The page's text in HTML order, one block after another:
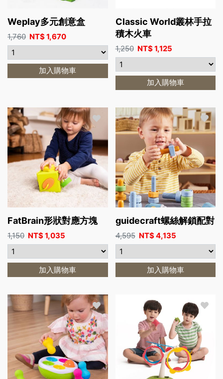
Weplay多元創意盒
1,760 NT$1,670
加入購物車
Classic World叢林手拉
積木火車
1,250 NT$1,125
加入購物車
FatBrain形狀對應方塊
1,150 NT$1,035
加入購物車
guidecraft螺絲解鎖配對
4,595 NT$4,135
加入購物車